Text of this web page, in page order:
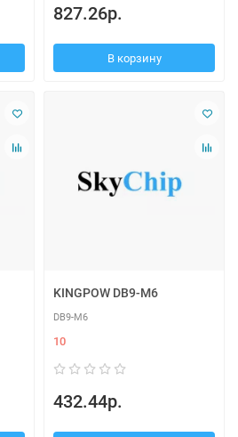
827.26р.
В корзину
KINGPOW DB9-M6
DB9-M6
10
432.44р.